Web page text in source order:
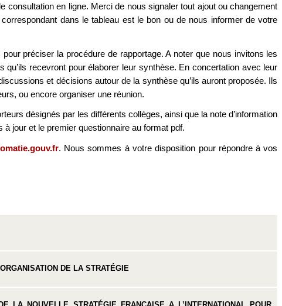
en ligne. Merci de nous signaler tout ajout ou changement
dans le tableau est le bon ou de nous informer de votre
préciser la procédure de rapportage. A noter que nous invitons les
qu’ils recevront pour élaborer leur synthèse. En concertation avec leur
et décisions autour de la synthèse qu’ils auront proposée. Ils
ou encore organiser une réunion.
désignés par les différents collèges, ainsi que la note d’information
jour et le premier questionnaire au format pdf.
. Nous sommes à votre disposition pour répondre à vos
DE LA STRATÉGIE